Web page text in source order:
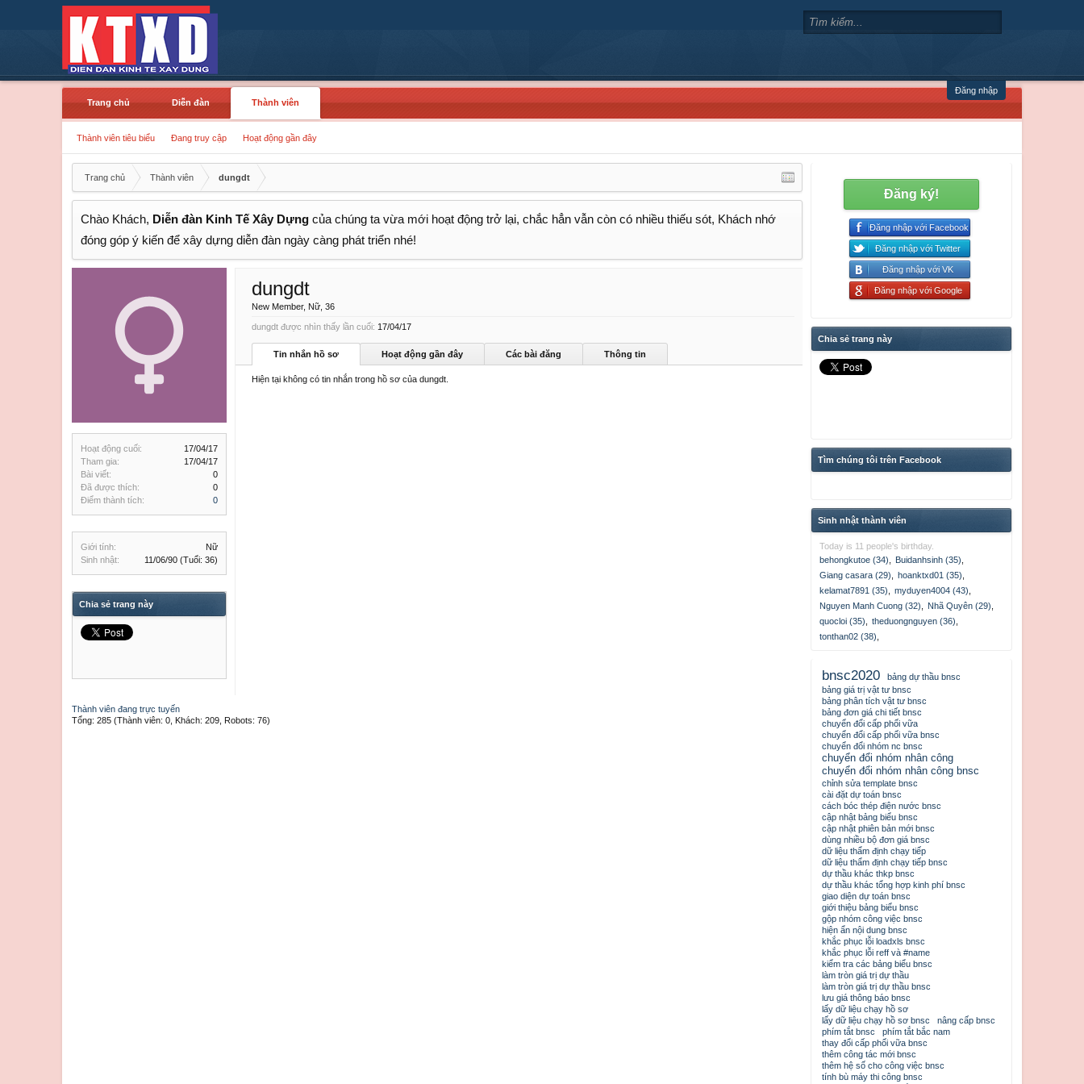
Đăng nhập
Trang chủ
Diễn đàn Thành viên
Thành viên tiêu biểu Đang truy cập Hoạt động gần đây
Trang chủ Thành viên dungdt
Chào Khách, Diễn đàn Kinh Tế Xây Dựng của chúng ta vừa mới hoạt động trở lại, chắc hẳn vẫn còn có nhiều thiếu sót, Khách nhớ
đóng góp ý kiến để xây dựng diễn đàn ngày càng phát triển nhé!
Hoạt động cuối:
17/04/17
Tham gia:
17/04/17
Bài viết:
0
Đã được thích:
0
Điểm thành tích:
0
Giới tính:
Nữ
Sinh nhật:
11/06/90 (Tuổi: 36)
Chia sẻ trang này
dungdt
New Member, Nữ, 36
dungdt được nhìn thấy lần cuối: 17/04/17
Tin nhắn hồ sơ Hoạt động gần đây Các bài đăng Thông tin
Hiện tại không có tin nhắn trong hồ sơ của dungdt.
Thành viên đang trực tuyến
Tổng: 285 (Thành viên: 0, Khách: 209, Robots: 76)
Đăng ký!
Đăng nhập với Facebook
Đăng nhập với Twitter
Đăng nhập với VK
Đăng nhập với Google
Chia sẻ trang này
Tìm chúng tôi trên Facebook
Sinh nhật thành viên
Today is 11 people's birthday.
behongkutoe (34)
Buidanhsinh (35)
Giang casara (29)
hoanktxd01 (35)
kelamat7891 (35)
myduyen4004 (43)
Nguyen Manh Cuong (32)
Nhã Quyên (29)
quocloi (35)
theduongnguyen (36)
tonthan02 (38)
bnsc2020
bảng dự thầu bnsc
bảng giá trị vật tư bnsc
bảng phân tích vật tư bnsc
bảng đơn giá chi tiết bnsc
chuyển đổi cấp phối vữa
chuyển đổi cấp phối vữa bnsc
chuyển đổi nhóm nc bnsc
chuyển đổi nhóm nhân công
chuyển đổi nhóm nhân công bnsc
chỉnh sửa template bnsc
cài đặt dự toán bnsc
cách bóc thép điện nước bnsc
cập nhật bảng biểu bnsc
cập nhật phiên bản mới bnsc
dùng nhiều bộ đơn giá bnsc
dữ liệu thẩm định chạy tiếp
dữ liệu thẩm định chạy tiếp bnsc
dự thầu khác thkp bnsc
dự thầu khác tổng hợp kinh phí bnsc
giao diện dự toán bnsc
giới thiệu bảng biểu bnsc
gộp nhóm công việc bnsc
hiện ẩn nội dung bnsc
khắc phục lỗi loadxls bnsc
khắc phục lỗi reff và #name
kiểm tra các bảng biểu bnsc
làm tròn giá trị dự thầu
làm tròn giá trị dự thầu bnsc
lưu giá thông báo bnsc
lấy dữ liệu chạy hồ sơ
lấy dữ liệu chạy hồ sơ bnsc
nâng cấp bnsc
phím tắt bnsc
phím tắt bắc nam
thay đổi cấp phối vữa bnsc
thêm công tác mới bnsc
thêm hệ số cho công việc bnsc
tính bù máy thi công bnsc